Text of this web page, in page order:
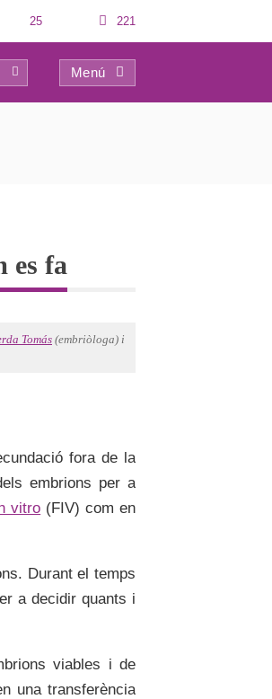
25 221
Menú
es fa
Tomás (embriòloga) i
fora de la
embrions per a
vitro (FIV) com en
Durant el temps
a decidir quants i
viables i de
una transferència